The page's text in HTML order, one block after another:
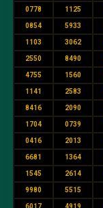
0778 1125
0854 5933
1103 3062
2550 8490
4755 1560
1141 2583
8416 2090
1704 0739
0416 2013
6681 1364
1545 2614
9980 5515